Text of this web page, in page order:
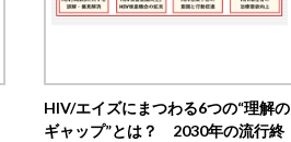
HIV/エイズにまつわる6つの“理解の
ギャップ”とは？ 2030年の流行終